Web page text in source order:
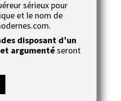
design multi-châssis
sur toiles de formats différents,
sympa et originale :
de très belle qualité avec
de haut de gamme avec
qui a une
et une grande résistance à
bleu, orange..)
sérieux pour
et le nom de
disposant d’un
argumentéseront